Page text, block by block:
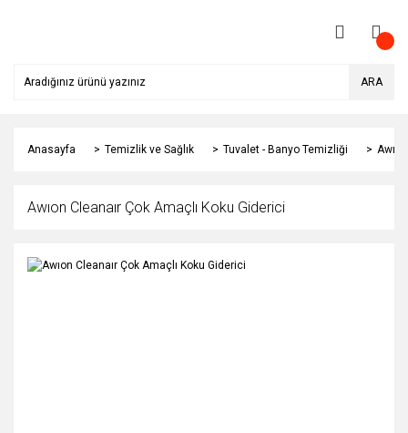
ARA
Anasayfa Temizlik ve Sağlık Tuvalet - Banyo Temizliği
Awıon Cleanaır Çok Amaçlı Koku Giderici